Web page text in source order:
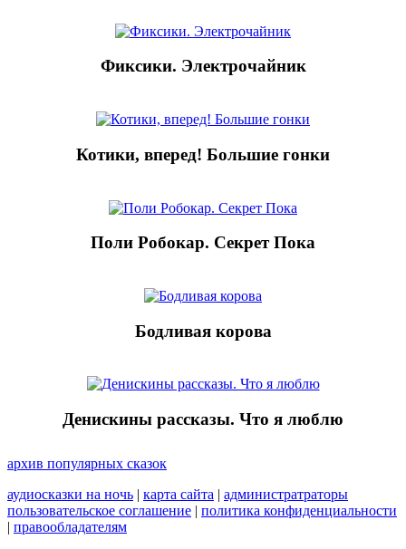
Фиксики. Электрочайник
Котики, вперед! Большие гонки
Поли Робокар. Секрет Пока
Бодливая корова
Денискины рассказы. Что я люблю
архив популярных сказок
аудиосказки на ночь | карта сайта | администратраторы
пользовательское соглашение | политика конфиденциальности
| правообладателям